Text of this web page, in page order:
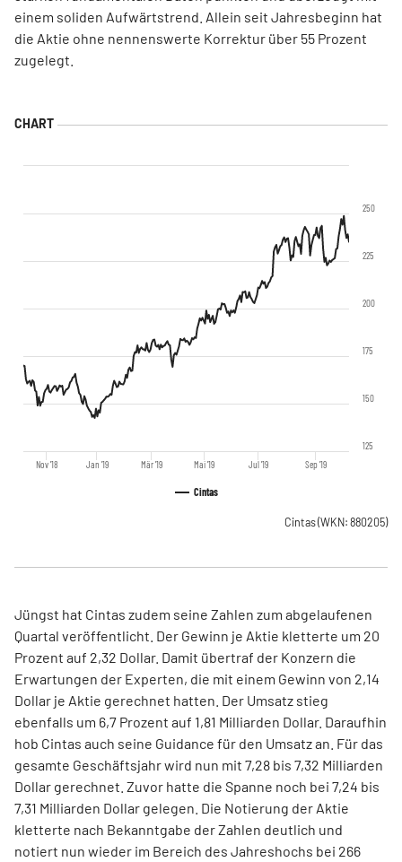
einem soliden Aufwärtstrend. Allein seit Jahresbeginn hat
die Aktie ohne nennenswerte Korrektur über 55 Prozent
zugelegt.
Cintas
Nov '18 Jan '19 Mär '19 Mai '19 Jul '19 Sep '19
125
150
175
200
225
250
Cintas(WKN: 880205)
Jüngst hat Cintas zudem seine Zahlen zum abgelaufenen
Quartal veröffentlicht. Der Gewinn je Aktie kletterte um 20
Prozent auf 2,32 Dollar. Damit übertraf der Konzern die
Erwartungen der Experten, die mit einem Gewinn von 2,14
Dollar je Aktie gerechnet hatten. Der Umsatz stieg
ebenfalls um 6,7 Prozent auf 1,81 Milliarden Dollar. Daraufhin
hob Cintas auch seine Guidance für den Umsatz an. Für das
gesamte Geschäftsjahr wird nun mit 7,28 bis 7,32 Milliarden
Dollar gerechnet. Zuvor hatte die Spanne noch bei 7,24 bis
7,31 Milliarden Dollar gelegen. Die Notierung der Aktie
kletterte nach Bekanntgabe der Zahlen deutlich und
notiert nun wieder im Bereich des Jahreshochs bei 266